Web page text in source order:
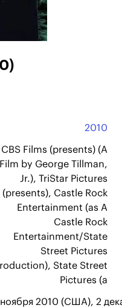
2010
CBS Films (presents) (A
Film by George Tillman,
Jr.), TriStar Pictures
(presents), Castle Rock
Entertainment (as A
Castle Rock
Entertainment/State
Street Pictures
State Street
Pictures (a
2010 (США), 2